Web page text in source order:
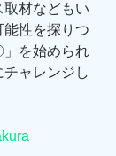
材などもい
性を探りつ
」を始められ
ャレンジし